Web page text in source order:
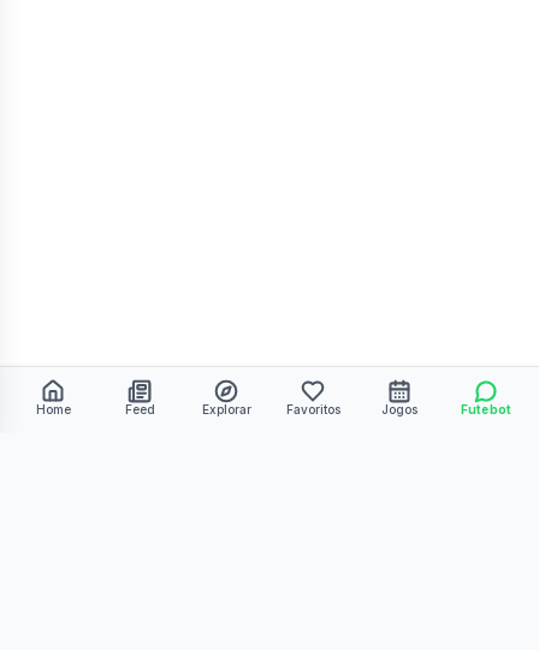
Home Feed Explorar Favoritos Jogos Futebot